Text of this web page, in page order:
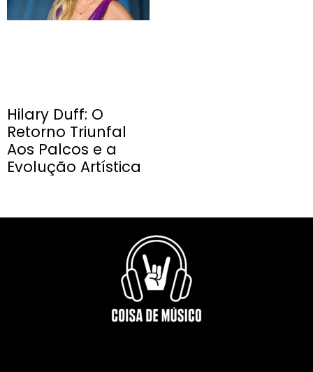
Hilary Duff: O
Retorno Triunfal
Aos Palcos e a
Evolução Artística